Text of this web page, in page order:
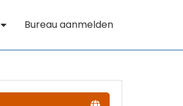
Bureau aanmelden